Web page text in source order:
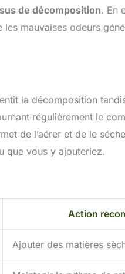
de décomposition. En
mauvaises odeurs
la décomposition tandis
régulièrement le
de l’aérer et de le
que vous y ajouteriez.
Action
Ajouter des matières